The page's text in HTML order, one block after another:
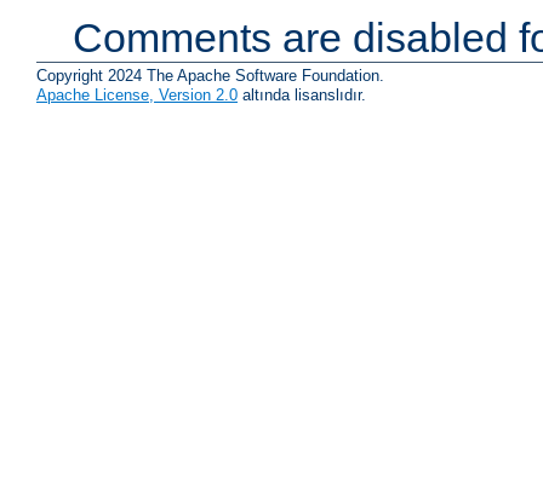
Comments are disabled
Copyright 2024 The Apache Software Foundation.
Apache License, Version 2.0 altında lisanslıdır.